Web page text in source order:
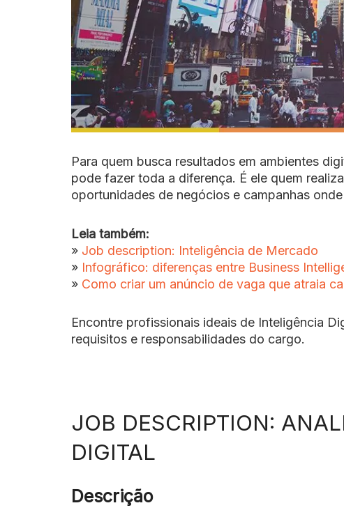
Para quem busca resultados em ambientes
pode fazer toda a diferença. É ele quem
oportunidades de negócios e campanhas
Leia também:
» Job description: Inteligência de Mercado
» Infográfico: diferenças entre Business
» Como criar um anúncio de vaga que atraia
Encontre profissionais ideais de Inteligência
requisitos e responsabilidades do cargo.
JOB DESCRIPTION:
DIGITAL
Descrição